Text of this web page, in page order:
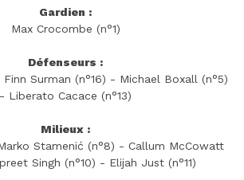
Gardien :
Max Crocombe (n°1)
Défenseurs :
Surman (n°16) - Michael Boxall (n°5)
- Liberato Cacace (n°13)
Milieux :
Stamenić (n°8) - Callum McCowatt
Singh (n°10) - Elijah Just (n°11)